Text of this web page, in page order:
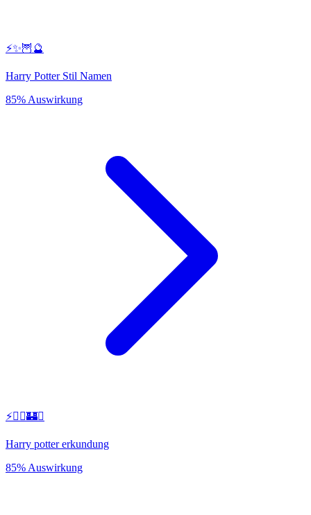
⚡✨🦉🔮
Harry Potter Stil Namen
85% Auswirkung
⚡🧙‍♂️🏰✨
Harry potter erkundung
85% Auswirkung